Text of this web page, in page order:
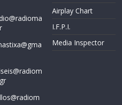
Airplay Chart
I.F.P.I.
Media Inspector